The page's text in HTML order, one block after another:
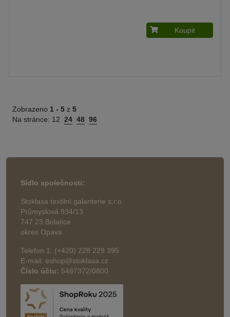
Koupit
Zobrazeno 1 - 5 z 5
Na stránce: 12 24 48 96
Sídlo společnosti:
Stoklasa textilní galanterie s.r.o.
Průmyslová 934/13
747 23 Bolatice
okres Opava
Telefon 1: (+420) 228 229 395
E-mail: eshop@stoklasa.cz
Číslo účtu: 5487372/0800